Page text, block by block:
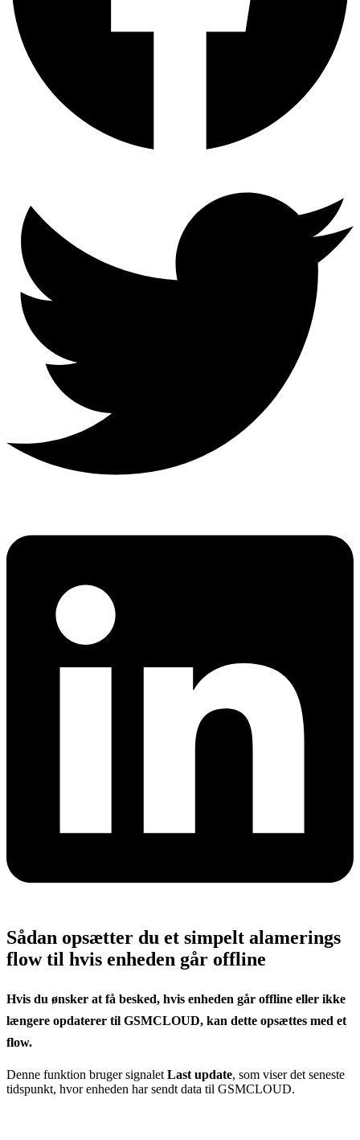
Sådan opsætter du et simpelt alamerings
flow til hvis enheden går offline
Hvis du ønsker at få besked, hvis enheden går offline eller ikke
længere opdaterer til GSMCLOUD, kan dette opsættes med et
flow.
Denne funktion bruger signalet Last update, som viser det seneste
tidspunkt, hvor enheden har sendt data til GSMCLOUD.